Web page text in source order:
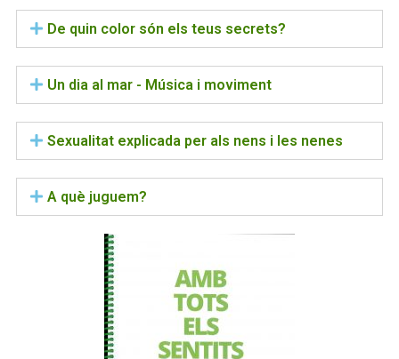
De quin color són els teus secrets?
Un dia al mar - Música i moviment
Sexualitat explicada per als nens i les nenes
A què juguem?